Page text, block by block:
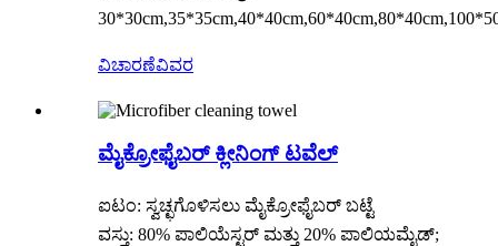
ವಿಚಾರಣೆವಿವರ
ಮೈಕ್ರೋಫೈಬರ್ ಕ್ಲೀನಿಂಗ್ ಟವೆಲ್
ಐಟಂ: ಸ್ವಚ್ಛಗೊಳಿಸಲು ಮೈಕ್ರೋಫೈಬರ್ ಬಟ್ಟೆ
ವಸ್ತು: 80% ಪಾಲಿಯೆಸ್ಟರ್ ಮತ್ತು 20% ಪಾಲಿಯಮೈಡ್;